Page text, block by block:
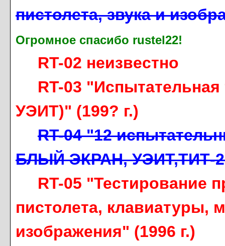
пистолета, звука и
Огромное спасибо rustel22!
RT-02 неизвестно
RT-03
УЭИТ)" (199? г.)
RT-04 "12
БЛЫЙ ЭКРАН, УЭИТ,ТИТ-
RT-05 "Тестирование
пистолета, клавиатуры,
изображения" (1996 г.)